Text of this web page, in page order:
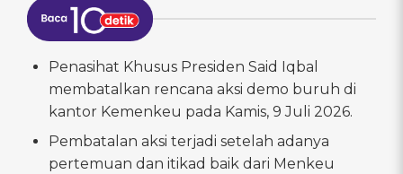
Penasihat Khusus Presiden Said Iqbal
membatalkan rencana aksi demo buruh di
kantor Kemenkeu pada Kamis, 9 Juli 2026.
Pembatalan aksi terjadi setelah adanya
pertemuan dan itikad baik dari Menkeu